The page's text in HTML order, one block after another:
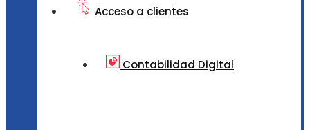
Acceso a clientes
Contabilidad Digital